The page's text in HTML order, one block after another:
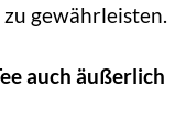
gewährleisten.
auch äußerlich